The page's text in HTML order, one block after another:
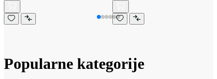
Popularne kategorije